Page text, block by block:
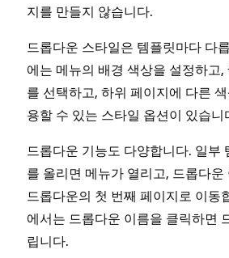
지를 만들지 않습니다.
드롭다운 스타일은 템플릿마다 다
에는 메뉴의 배경 색상을 설정하고,
를 선택하고, 하위 페이지에 다른
용할 수 있는 스타일 옵션이 있습니
드롭다운 기능도 다양합니다. 일부
를 올리면 메뉴가 열리고, 드롭다운
드롭다운의 첫 번째 페이지로 이동
에서는 드롭다운 이름을 클릭하면
립니다.